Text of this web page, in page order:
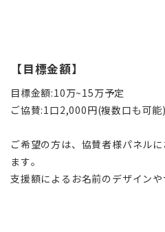
【目標金額】
目標金額:10万~15万予定
ご協賛:1口2,000円(複数口も可能)
ご希望の方は、協賛者様パネル
ます。
支援額によるお名前のデザインや